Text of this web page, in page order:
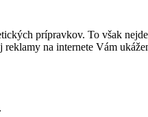
prípravkov. To však
na internete Vám